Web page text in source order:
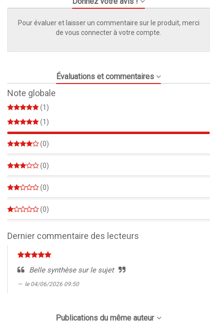
Pour évaluer et laisser un commentaire sur le produit, merci
de vous connecter à votre compte.
Évaluations et commentaires
Note globale
(1)
(1)
100%
(0)
(0)
(0)
(0)
Dernier commentaire des lecteurs
Belle synthèse sur le sujet
le 04/06/2026 09:50
Publications du même auteur